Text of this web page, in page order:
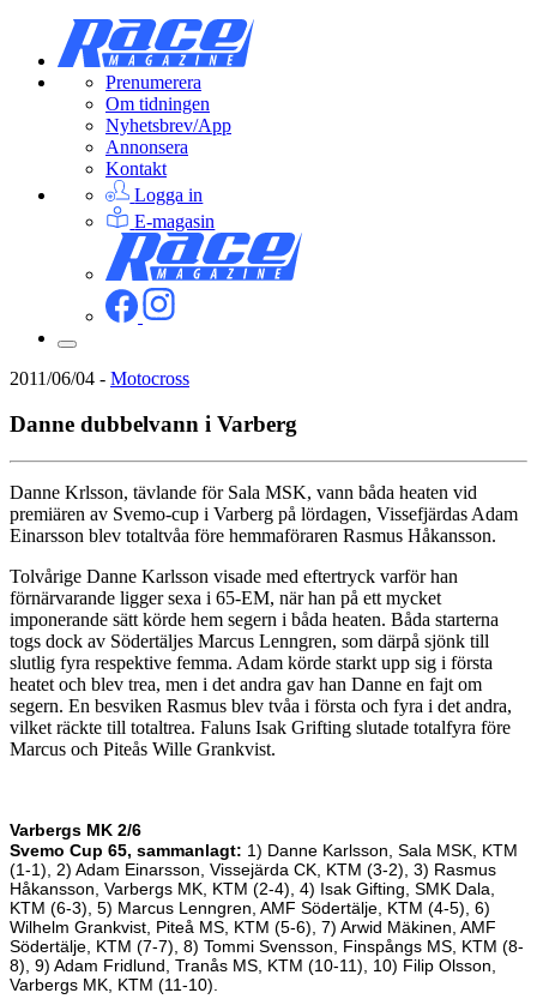
Prenumerera
Om tidningen
Nyhetsbrev/App
Annonsera
Kontakt
Logga in
E-magasin
2011/06/04 - Motocross
Danne dubbelvann i Varberg
Danne Krlsson, tävlande för Sala MSK, vann båda heaten vid
premiären av Svemo-cup i Varberg på lördagen, Vissefjärdas Adam
Einarsson blev totaltvåa före hemmaföraren Rasmus Håkansson.
Tolvårige Danne Karlsson visade med eftertryck varför han
förnärvarande ligger sexa i 65-EM, när han på ett mycket
imponerande sätt körde hem segern i båda heaten. Båda starterna
togs dock av Södertäljes Marcus Lenngren, som därpå sjönk till
slutlig fyra respektive femma. Adam körde starkt upp sig i första
heatet och blev trea, men i det andra gav han Danne en fajt om
segern. En besviken Rasmus blev tvåa i första och fyra i det andra,
vilket räckte till totaltrea. Faluns Isak Grifting slutade totalfyra före
Marcus och Piteås Wille Grankvist.
Varbergs MK 2/6
Svemo Cup 65, sammanlagt: 1) Danne Karlsson, Sala MSK, KTM
(1-1), 2) Adam Einarsson, Vissejärda CK, KTM (3-2), 3) Rasmus
Håkansson, Varbergs MK, KTM (2-4), 4) Isak Gifting, SMK Dala,
KTM (6-3), 5) Marcus Lenngren, AMF Södertälje, KTM (4-5), 6)
Wilhelm Grankvist, Piteå MS, KTM (5-6), 7) Arwid Mäkinen, AMF
Södertälje, KTM (7-7), 8) Tommi Svensson, Finspångs MS, KTM (8-
8), 9) Adam Fridlund, Tranås MS, KTM (10-11), 10) Filip Olsson,
Varbergs MK, KTM (11-10).